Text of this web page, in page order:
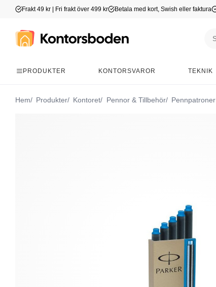
Frakt 49 kr | Fri frakt över 499 kr Betala med kort, Swish eller faktura
PRODUKTER KONTORSVAROR TEKNIK
Hem Produkter Kontoret Pennor & Tillbehör Pennpatroner